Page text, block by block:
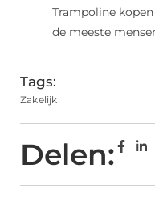
Trampoline
de meeste
Tags:
Zakelijk
Delen: